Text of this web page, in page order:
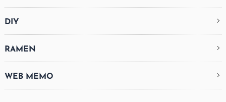
DIY
RAMEN
WEB MEMO